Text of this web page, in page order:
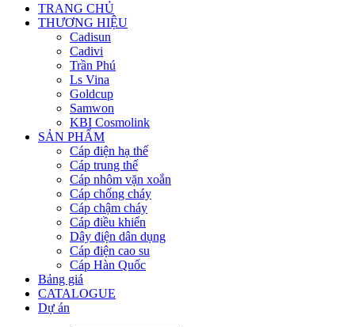
TRANG CHỦ
THƯƠNG HIỆU
Cadisun
Cadivi
Trần Phú
Ls Vina
Goldcup
Samwon
KBI Cosmolink
SẢN PHẨM
Cáp điện hạ thế
Cáp trung thế
Cáp nhôm vặn xoắn
Cáp chống cháy
Cáp chậm cháy
Cáp điều khiển
Dây điện dân dụng
Cáp điện cao su
Cáp Hàn Quốc
Bảng giá
CATALOGUE
Dự án